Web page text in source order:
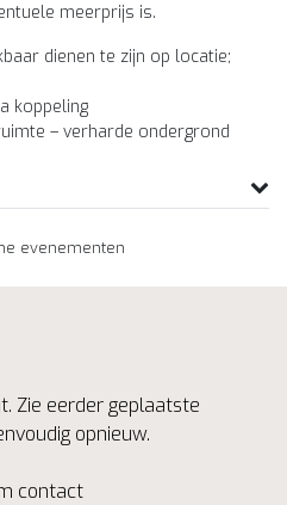
meerprijs is.
dienen te zijn op locatie;
koppeling
– verharde ondergrond
evenementen
Zie eerder geplaatste
opnieuw.
contact